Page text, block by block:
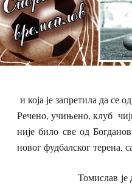
и која је запретила да се
Речено, учињено, клуб
није било све од
новог фудбалског терена,
Томислав је дуго